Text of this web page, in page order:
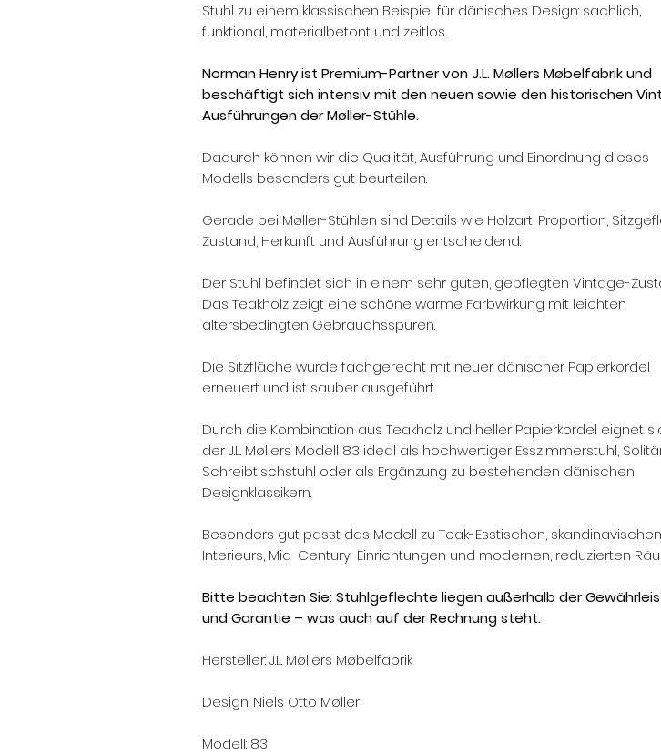
Stuhl zu einem klassischen Beispiel für dänisches Design: sachlich,
funktional, materialbetont und zeitlos.
Norman Henry ist Premium-Partner von J.L. Møllers Møbelfabrik und
beschäftigt sich intensiv mit den neuen sowie den historischen
Ausführungen der Møller-Stühle.
Dadurch können wir die Qualität, Ausführung und Einordnung dieses
Modells besonders gut beurteilen.
Gerade bei Møller-Stühlen sind Details wie Holzart, Proportion,
Zustand, Herkunft und Ausführung entscheidend.
Der Stuhl befindet sich in einem sehr guten, gepflegten Vintage-
Das Teakholz zeigt eine schöne warme Farbwirkung mit leichten
altersbedingten Gebrauchsspuren.
Die Sitzfläche wurde fachgerecht mit neuer dänischer Papierkordel
erneuert und ist sauber ausgeführt.
Durch die Kombination aus Teakholz und heller Papierkordel eignet
der J.L. Møllers Modell 83 ideal als hochwertiger Esszimmerstuhl,
Schreibtischstuhl oder als Ergänzung zu bestehenden dänischen
Designklassikern.
Besonders gut passt das Modell zu Teak-Esstischen, skandinavischen
Interieurs, Mid-Century-Einrichtungen und modernen, reduzierten
Bitte beachten Sie: Stuhlgeflechte liegen außerhalb der
und Garantie – was auch auf der Rechnung steht.
Hersteller: J.L. Møllers Møbelfabrik
Design: Niels Otto Møller
Modell: 83